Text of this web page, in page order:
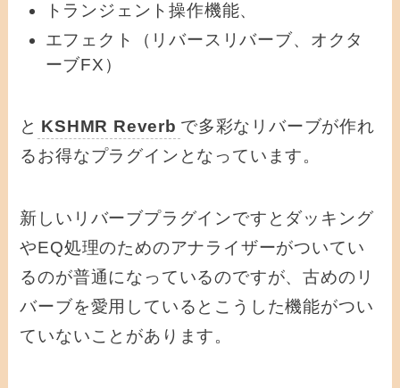
トランジェント操作機能、
エフェクト（リバースリバーブ、オクタ
ーブFX）
と KSHMR Reverb で多彩なリバーブが作れ
るお得なプラグインとなっています。
新しいリバーブプラグインですとダッキング
やEQ処理のためのアナライザーがついてい
るのが普通になっているのですが、古めのリ
バーブを愛用しているとこうした機能がつい
ていないことがあります。